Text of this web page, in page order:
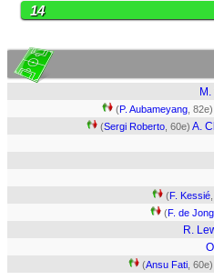
14
(P. Aubameyang , 82e)
(Sergi Roberto , 60e) A.
(F. Kessié
(F. de Jong
R.
(Ansu Fati , 60e)